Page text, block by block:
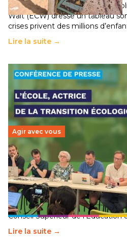
Un nouveau rapport mondial
Wait (ECW) dresse un tableau
crises privent des millions
Lire la suite →
Agir avec vous
Transition écologique de
Éducation fait bouger les
30 juin 2026-National
Pendant plusieurs mois, un
travaillé sur la transition
Conseil Supérieur de l’Éducation
Lire la suite →